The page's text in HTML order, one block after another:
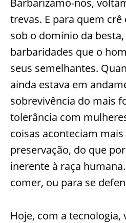
trevas. E para quem
sob o domínio da
barbaridades que o
seus semelhantes.
ainda estava em
sobrevivência do mais
tolerância com
coisas aconteciam
preservação, do que
inerente à raça
comer, ou para se
Hoje, com a tecnologia,